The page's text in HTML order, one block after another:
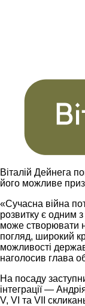
Віталій Дейнега
його можливе
«Сучасна війна
розвитку є одним
може створювати
погляд, широкий
можливості
наголосив глава
На посаду
інтеграції —
V, VI та VII